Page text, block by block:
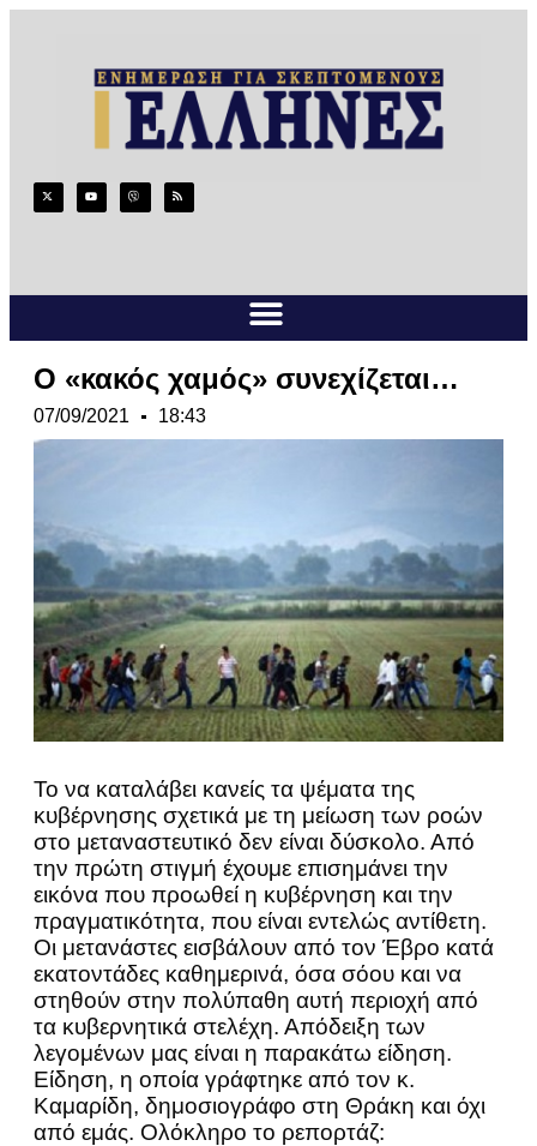
Ο «κακός χαμός» συνεχίζεται…
07/09/2021 18:43
Το να καταλάβει κανείς τα ψέματα της
κυβέρνησης σχετικά με τη μείωση των ροών
στο μεταναστευτικό δεν είναι δύσκολο. Από
την πρώτη στιγμή έχουμε επισημάνει την
εικόνα που προωθεί η κυβέρνηση και την
πραγματικότητα, που είναι εντελώς αντίθετη.
Οι μετανάστες εισβάλουν από τον Έβρο κατά
εκατοντάδες καθημερινά, όσα σόου και να
στηθούν στην πολύπαθη αυτή περιοχή από
τα κυβερνητικά στελέχη. Απόδειξη των
λεγομένων μας είναι η παρακάτω είδηση.
Είδηση, η οποία γράφτηκε από τον κ.
Καμαρίδη, δημοσιογράφο στη Θράκη και όχι
από εμάς. Ολόκληρο το ρεπορτάζ: